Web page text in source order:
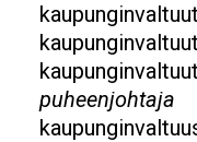
puheenjohtaja